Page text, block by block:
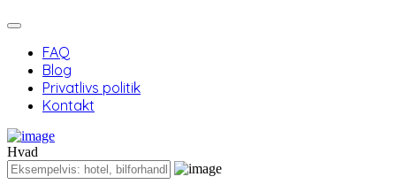
FAQ
Blog
Privatlivs politik
Kontakt
Hvad